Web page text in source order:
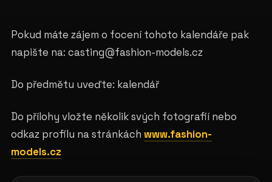
Pokud máte zájem o focení tohoto kalendáře pak
napište na: casting@fashion-models.cz
Do předmětu uveďte: kalendář
Do přílohy vložte několik svých fotografií nebo
odkaz profilu na stránkách www.fashion-
models.cz